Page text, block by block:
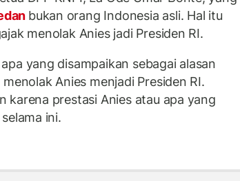
bukan orang Indonesia asli. Hal itu
menolak Anies jadi Presiden RI.
yang disampaikan sebagai alasan
Anies menjadi Presiden RI.
karena prestasi Anies atau apa yang
ini.